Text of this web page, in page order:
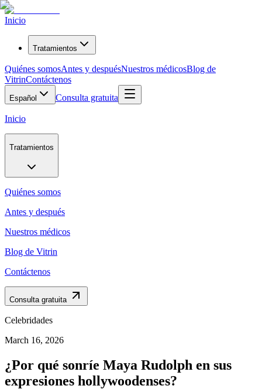
Inicio
Tratamientos
Quiénes somosAntes y despuésNuestros médicosBlog de
VitrinContáctenos
Español Consulta gratuita
Inicio
Tratamientos
Quiénes somos
Antes y después
Nuestros médicos
Blog de Vitrin
Contáctenos
Consulta gratuita
Celebridades
March 16, 2026
¿Por qué sonríe Maya Rudolph en sus
expresiones hollywoodenses?